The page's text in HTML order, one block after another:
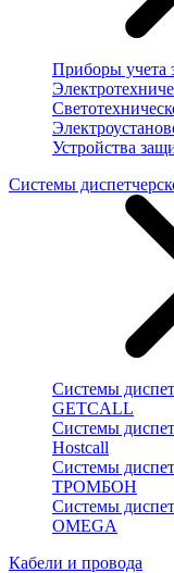
Приборы учета
Устройства
Системы
Системы
GETCALL
Системы
Hostcall
Системы
ТРОМБОН
Системы
OMEGA
Кабели и провода